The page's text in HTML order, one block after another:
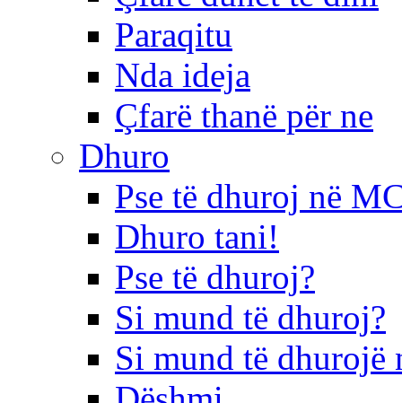
Paraqitu
Nda ideja
Çfarë thanë për ne
Dhuro
Pse të dhuroj në
Dhuro tani!
Pse të dhuroj?
Si mund të dhuroj?
Si mund të dhurojë